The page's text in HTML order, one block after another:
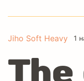
Jiho Soft Heavy 1